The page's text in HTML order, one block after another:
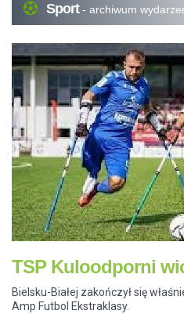
Sport- archiwum
TSP Kuloodporni
Bielsku-Białej zakończył się
Amp Futbol Ekstraklasy.